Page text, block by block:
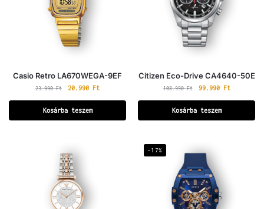
Casio Retro LA670WEGA-9EF
23.990Ft 20.990 Ft
Kosárba teszem
Citizen Eco-Drive CA4640-50E
108.990Ft 99.990 Ft
Kosárba teszem
-17%